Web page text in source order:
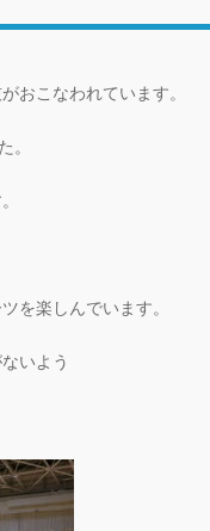
おこなわれています。
。
を楽しんでいます。
いよう